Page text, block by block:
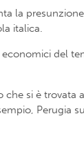
la
italica.
del
si è trovata
Perugia